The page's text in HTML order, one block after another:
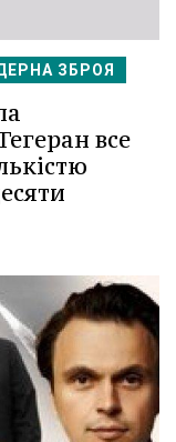
ЗБРОЯ
все